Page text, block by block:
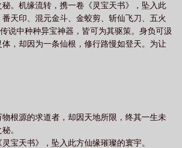
免费阅读 灵宝大道君TXT精校版 灵宝大道君笔趣阁无
无防盗 灵宝大道君笔趣阁在线阅读 灵宝大道君无删
灵宝大道君芥子免费阅读 灵宝大道君全本TXT
。机缘流转，携一卷《灵宝天书》，坠入此
天印、混元金斗、金蛟剪、斩仙飞刀、五火
说中种种异宝神器，皆可为其驱策。身负可汲
，却因为一条仙根，修行路慢如登天。为让
之本性，镇住灵机，化涓涓细流为奔涌江
法宝，皆化作此河中的灵性游鱼。游鱼越
越盛，底蕴越深......光阴如水，纪元轮回。昔
唯见一道人，踏长河而出，凌驾万法之上，
灵宝大道君！#8203;...
根源的求道者，却因天地所限，终其一生未
。
宝天书》，坠入此方仙缘璀璨的寰宇。